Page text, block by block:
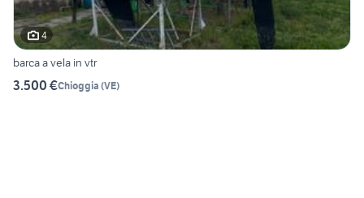
4
barca a vela in vtr
3.500 €Chioggia (VE)